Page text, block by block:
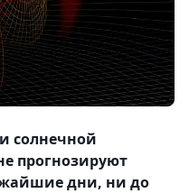
солнечной
прогнозируют
дни, ни до